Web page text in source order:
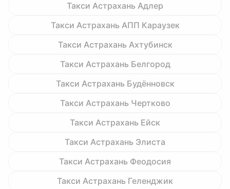
Такси Астрахань Адлер
Такси Астрахань АПП Караузек
Такси Астрахань Ахтубинск
Такси Астрахань Белгород
Такси Астрахань Будённовск
Такси Астрахань Чертково
Такси Астрахань Ейск
Такси Астрахань Элиста
Такси Астрахань Феодосия
Такси Астрахань Геленджик